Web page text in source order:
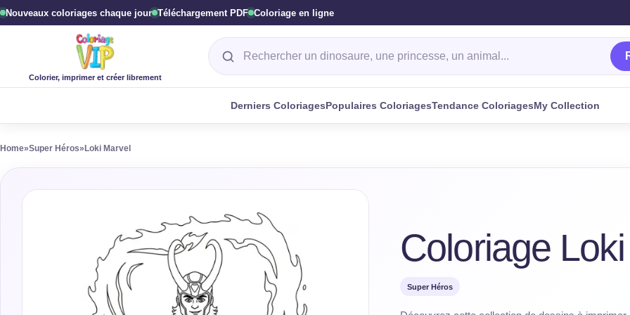
Nouveaux coloriages chaque jour Téléchargement PDF Coloriage en ligne
Colorier, imprimer et créer librement
Rechercher un coloriage
Derniers ColoriagesPopulaires ColoriagesTendance ColoriagesMy Collection
Home»Super Héros» Loki Marvel
Coloriage
Super Héros